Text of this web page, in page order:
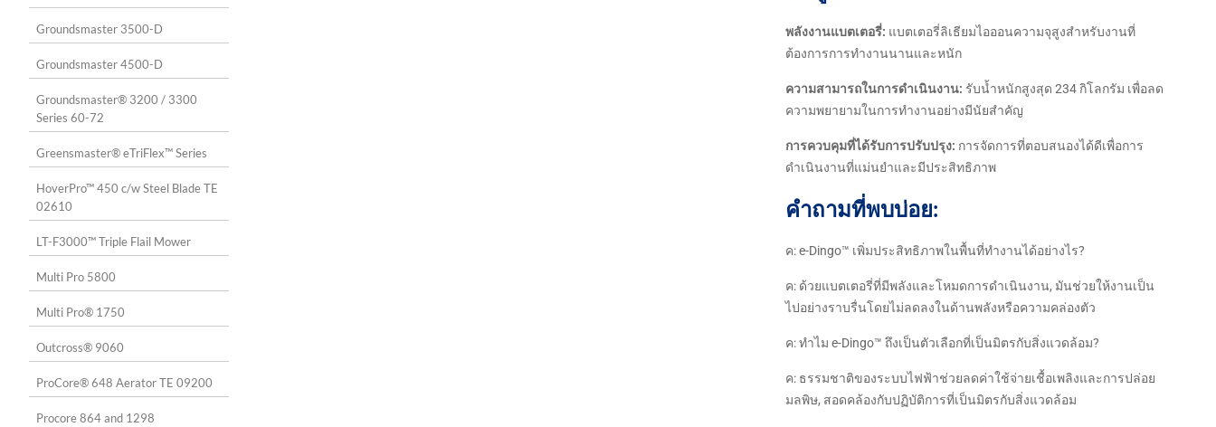
Groundsmaster 3500-D
Groundsmaster 4500-D
Groundsmaster® 3200 / 3300
Series 60-72
Greensmaster® eTriFlex™ Series
HoverPro™ 450 c/w Steel Blade TE
02610
LT-F3000™ Triple Flail Mower
Multi Pro 5800
Multi Pro® 1750
Outcross® 9060
ProCore® 648 Aerator TE 09200
Procore 864 and 1298
พลังงานแบตเตอรี่: แบตเตอรี่ลิเธียมไอออนความจุสูงสำหรับงานที่
ต้องการการทำงานนานและหนัก
ความสามารถในการดำเนินงาน: รับน้ำหนักสูงสุด 234 กิโลกรัม เพื่อลด
ความพยายามในการทำงานอย่างมีนัยสำคัญ
การควบคุมที่ได้รับการปรับปรุง: การจัดการที่ตอบสนองได้ดีเพื่อการ
ดำเนินงานที่แม่นยำและมีประสิทธิภาพ
คำถามที่พบบ่อย:
ค: e-Dingo™ เพิ่มประสิทธิภาพในพื้นที่ทำงานได้อย่างไร?
ค: ด้วยแบตเตอรี่ที่มีพลังและโหมดการดำเนินงาน, มันช่วยให้งานเป็น
ไปอย่างราบรื่นโดยไม่ลดลงในด้านพลังหรือความคล่องตัว
ค: ทำไม e-Dingo™ ถึงเป็นตัวเลือกที่เป็นมิตรกับสิ่งแวดล้อม?
ค: ธรรมชาติของระบบไฟฟ้าช่วยลดค่าใช้จ่ายเชื้อเพลิงและการปล่อย
มลพิษ, สอดคล้องกับปฏิบัติการที่เป็นมิตรกับสิ่งแวดล้อม